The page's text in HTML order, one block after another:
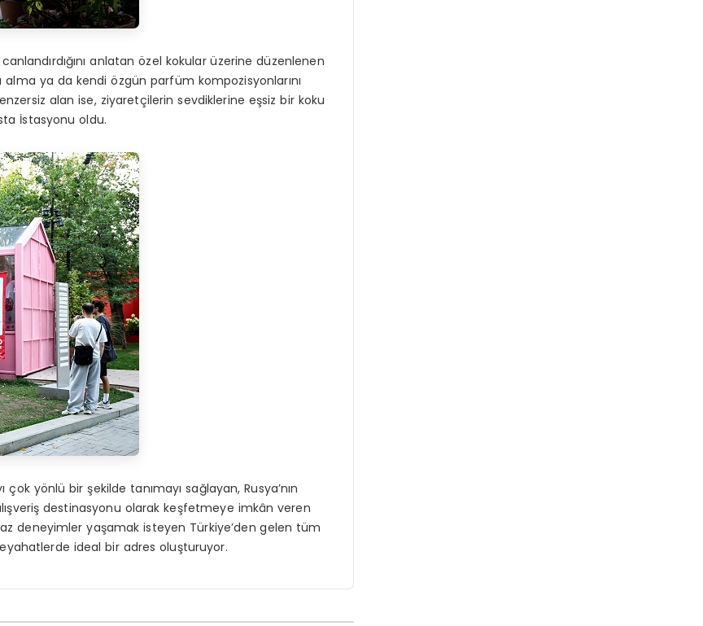
anlatan özel kokular üzerine düzenlenen
alma ya da kendi özgün parfüm kompozisyonlarını
alan ise, ziyaretçilerin sevdiklerine eşsiz bir koku
İstasyonu oldu.
çok yönlü bir şekilde tanımayı sağlayan, Rusya’nın
destinasyonu olarak keşfetmeye imkân veren
deneyimler yaşamak isteyen Türkiye’den gelen tüm
ideal bir adres oluşturuyor.